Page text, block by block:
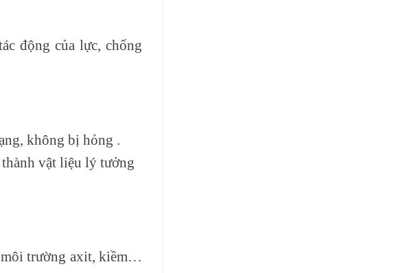
động của lực, chống
không bị hỏng .
thành vật liệu lý tưởng
môi trường axit, kiềm…